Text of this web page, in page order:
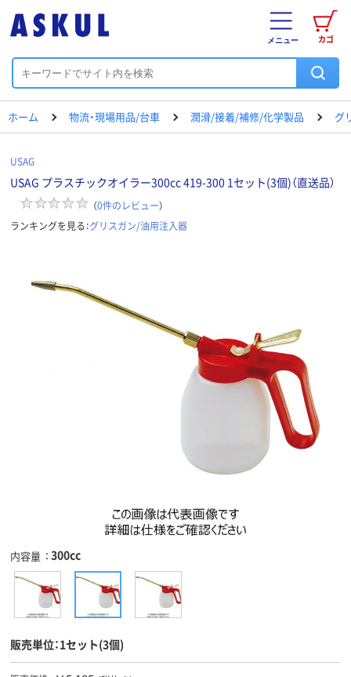
カゴ
メニュー
ホーム 物流・現場用品/台車 潤滑/接着/補修/化学製品 グ
USAG
USAG プラスチックオイラー300cc 419-300 1セット(3個)（直送品）
（0件のレビュー）
ランキングを見る：グリスガン/油用注入器
内容量 300cc
販売単位：1セット(3個)